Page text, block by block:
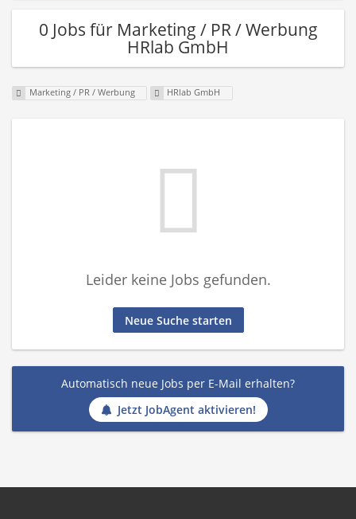
0 Jobs für Marketing / PR / Werbung
HRlab GmbH
Marketing / PR / Werbung HRlab GmbH
Leider keine Jobs gefunden.
Neue Suche starten
Automatisch neue Jobs per E-Mail erhalten?
Jetzt JobAgent aktivieren!